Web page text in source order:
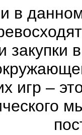
в
закупки
игр –